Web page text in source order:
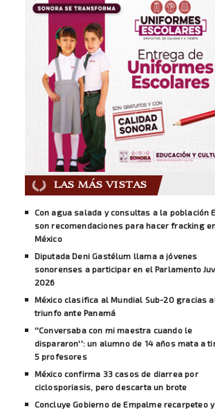
LAS MÁS VISTAS
Con agua salada y consultas a la población
son recomendaciones para hacer fracking
México
Diputada Deni Gastélum llama a jóvenes
sonorenses a participar en el Parlamento
2026
México clasifica al Mundial Sub-20 gracias
triunfo ante Panamá
''Conversaba con mi maestra cuando le
dispararon'': un alumno de 14 años mata a
5 profesores
México confirma 33 casos de diarrea por
ciclosporiasis, pero descarta un brote
Concluye Gobierno de Empalme recarpeteo y